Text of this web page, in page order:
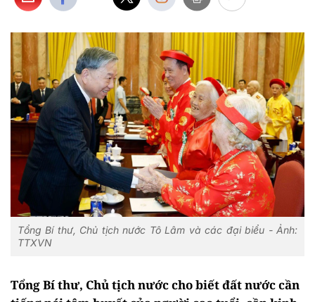
Tổng Bí thư, Chủ tịch nước Tô Lâm và các đại biểu - Ảnh:
TTXVN
Tổng Bí thư, Chủ tịch nước cho biết đất nước cần